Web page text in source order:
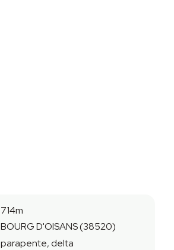
714m
BOURG D'OISANS (38520)
parapente, delta